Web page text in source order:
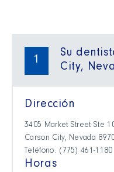
1
Su
City,
Dirección
3405 Market Street Ste
Carson City, Nevada
Teléfono: (775) 461-1180
Horas